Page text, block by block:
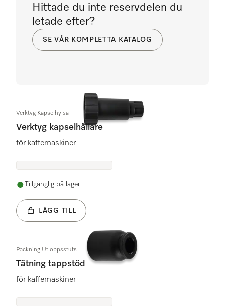
Verktyg Kapselhylsa
Verktyg kapselhållare
för kaffemaskiner
Tillgänglig på lager
LÄGG TILL
Packning Utloppsstuts
Tätning tappstöd
för kaffemaskiner
Hittade du inte reservdelen du
letade efter?
SE VÅR KOMPLETTA KATALOG